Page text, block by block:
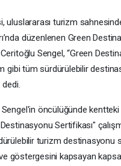
uluslararası turizm
düzenlenen Green
Sengel, “Green
gibi tüm sürdürülebilir
öncülüğünde
Sertifikası"
turizm destinasyonu
göstergesini kapsayan